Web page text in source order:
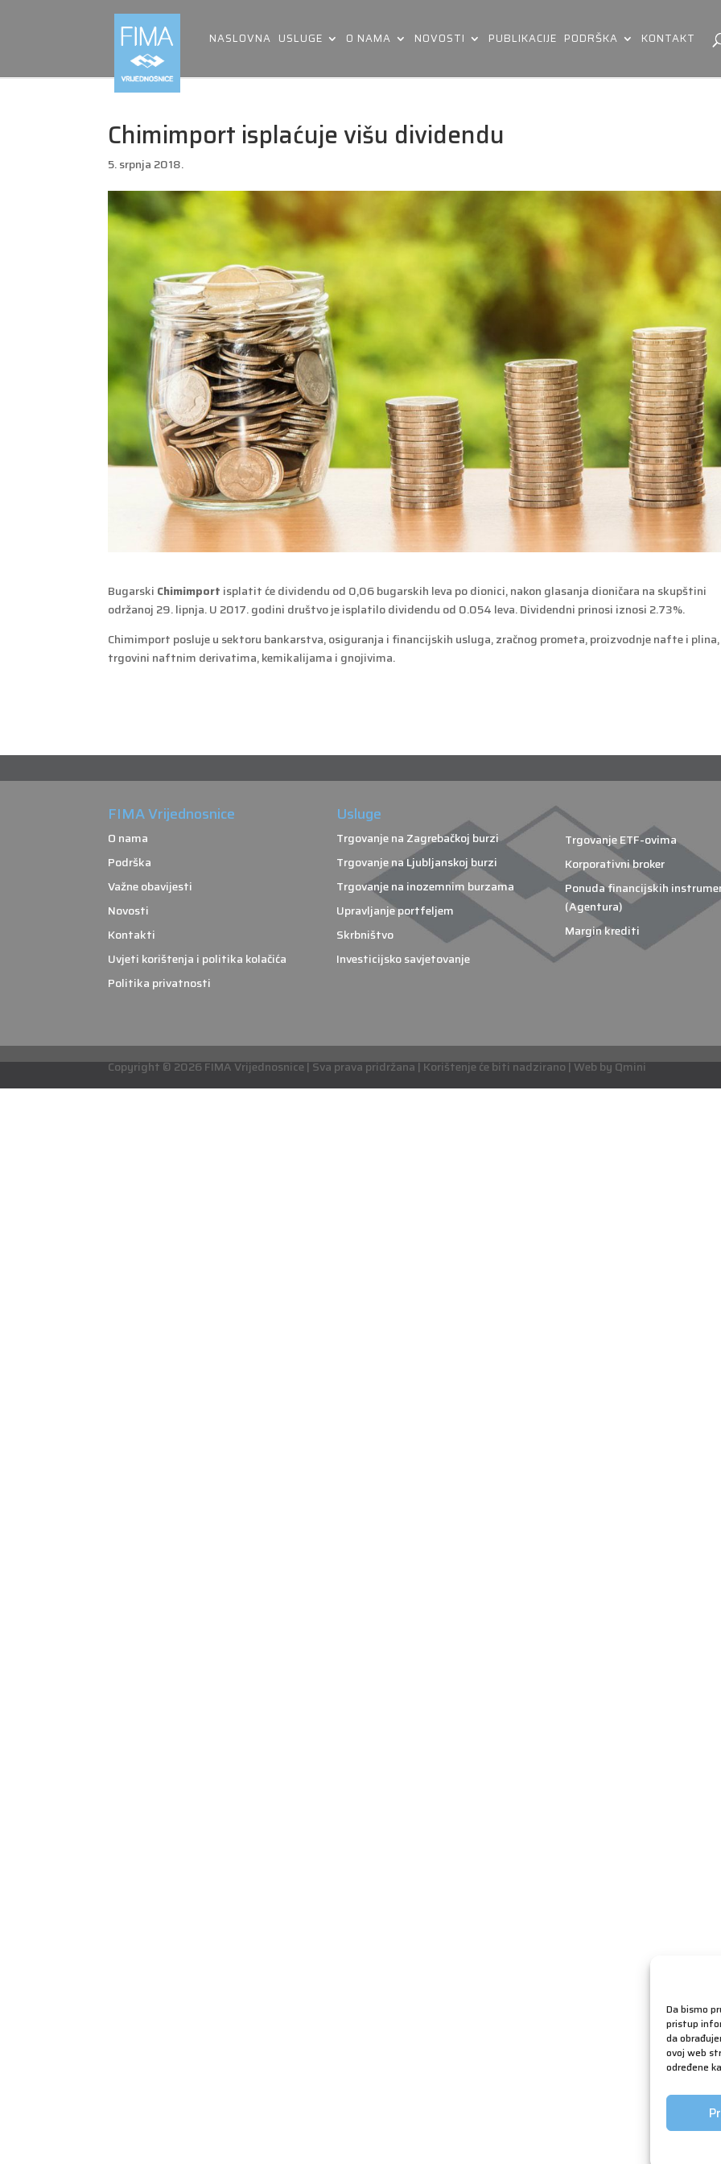
Da bismo
pristup
da
ovoj web
određene
NASLOVNA USLUGE O NAMA NOVOSTI PUBLIKACIJE PODRŠKA KONTAKT
Chimimport isplaćuje višu dividendu
5. srpnja 2018.
Bugarski Chimimport isplatit će dividendu od 0,06 bugarskih leva po dionici, nakon glasanja dioničara na skupštini
održanoj 29. lipnja. U 2017. godini društvo je isplatilo dividendu od 0.054 leva. Dividendni prinosi iznosi 2.73%.
Chimimport posluje u sektoru bankarstva, osiguranja i financijskih usluga, zračnog prometa, proizvodnje nafte i plina,
trgovini naftnim derivatima, kemikalijama i gnojivima.
FIMA Vrijednosnice
O nama
Podrška
Važne obavijesti
Novosti
Kontakti
Uvjeti korištenja i politika kolačića
Politika privatnosti
Usluge
Trgovanje na Zagrebačkoj burzi
Trgovanje na Ljubljanskoj burzi
Trgovanje na inozemnim burzama
Upravljanje portfeljem
Skrbništvo
Investicijsko savjetovanje
Trgovanje ETF-ovima
Korporativni broker
Ponuda financijskih
(Agentura)
Margin krediti
Copyright © 2026 FIMA Vrijednosnice | Sva prava pridržana | Korištenje će biti nadzirano | Web by Qmini